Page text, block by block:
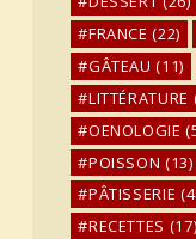
FRANCE (22)
GÂTEAU (11)
LITTÉRATURE
OENOLOGIE
POISSON (13)
PÂTISSERIE
RECETTES (17)